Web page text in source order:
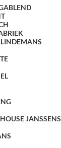
LINDEMANS
JANSSENS